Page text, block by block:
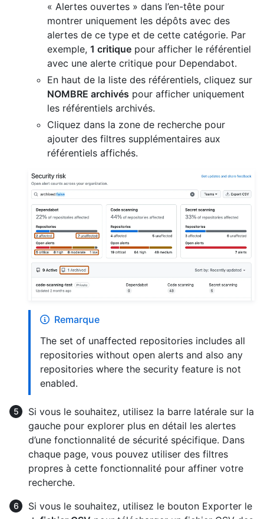
« Alertes ouvertes » dans l’en-tête pour
montrer uniquement les dépôts avec des
alertes de ce type et de cette catégorie. Par
exemple, 1 critique pour afficher le référentiel
avec une alerte critique pour Dependabot.
En haut de la liste des référentiels, cliquez sur
NOMBRE archivés pour afficher uniquement
les référentiels archivés.
Cliquez dans la zone de recherche pour
ajouter des filtres supplémentaires aux
référentiels affichés.
Remarque
The set of unaffected repositories includes all
repositories without open alerts and also any
repositories where the security feature is not
enabled.
Si vous le souhaitez, utilisez la barre latérale sur la
gauche pour explorer plus en détail les alertes
d’une fonctionnalité de sécurité spécifique. Dans
chaque page, vous pouvez utiliser des filtres
propres à cette fonctionnalité pour affiner votre
recherche.
Si vous le souhaitez, utilisez le bouton Exporter le